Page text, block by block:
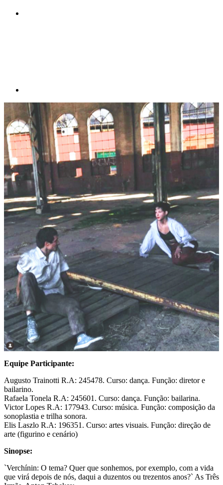
Equipe Participante:
Augusto Trainotti R.A: 245478. Curso: dança. Função: diretor e
bailarino.
Rafaela Tonela R.A: 245601. Curso: dança. Função: bailarina.
Victor Lopes R.A: 177943. Curso: música. Função: composição da
sonoplastia e trilha sonora.
Elis Laszlo R.A: 196351. Curso: artes visuais. Função: direção de
arte (figurino e cenário)
Sinopse:
`Verchínin: O tema? Quer que sonhemos, por exemplo, com a vida
que virá depois de nós, daqui a duzentos ou trezentos anos?` As Três